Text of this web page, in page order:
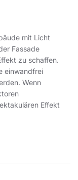
mit Licht
Fassade
zu schaffen.
einwandfrei
Wenn
Effekt